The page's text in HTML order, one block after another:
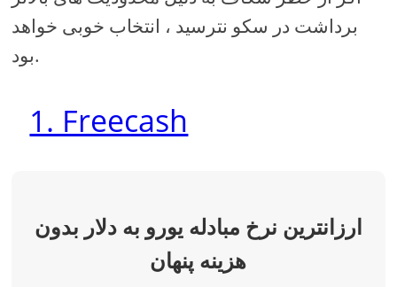
برداشت در سکو نترسید ، انتخاب خوبی خواهد
بود.
1. Freecash
ارزانترین نرخ مبادله یورو به دلار بدون
هزینه پنهان